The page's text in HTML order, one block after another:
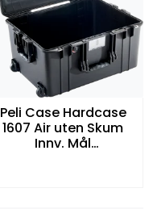
Peli Case Hardcase
1607 Air uten Skum
Innv. Mål